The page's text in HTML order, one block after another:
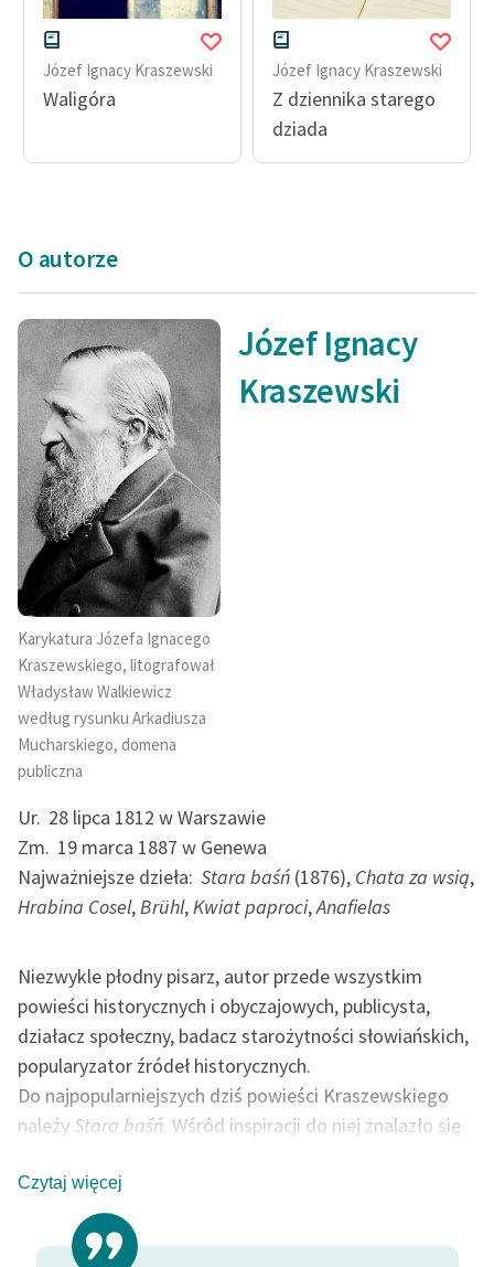
Józef Ignacy Kraszewski
Waligóra
Józef Ignacy Kraszewski
Z dziennika starego
dziada
O autorze
Karykatura Józefa Ignacego
Kraszewskiego, litografował
Władysław Walkiewicz
według rysunku Arkadiusza
Mucharskiego, domena
publiczna
Józef Ignacy
Kraszewski
Ur. 28 lipca 1812 w Warszawie
Zm. 19 marca 1887 w Genewa
Najważniejsze dzieła: Stara baśń (1876), Chata za wsią,
Hrabina Cosel,Brühl,Kwiat paproci,Anafielas
Niezwykle płodny pisarz, autor przede wszystkim
powieści historycznych i obyczajowych, publicysta,
działacz społeczny, badacz starożytności słowiańskich,
popularyzator źródeł historycznych.
Do najpopularniejszych dziś powieści Kraszewskiego
należy Stara baśń. Wśród inspiracji do niej znalazło się
pierwszeRzepicha
Jezierskiego, jednego z jakobinów warszawskich, który
wyjaśniał przyczynę nierówności społecznych tezą o
Czytaj więcej